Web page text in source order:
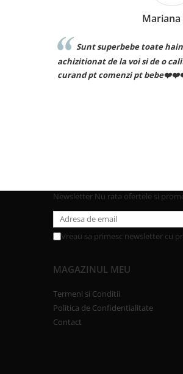
Mariana
Sunt superbebe toate
achizitionat de la voi si de o
curand pt comenzi pt
Newsletter Nu rata ofertele si
Vreau sa primesc newsletter cu
MAGAZINUL MEU
Termeni si Conditii
Politica de Confidentialitate
Contact